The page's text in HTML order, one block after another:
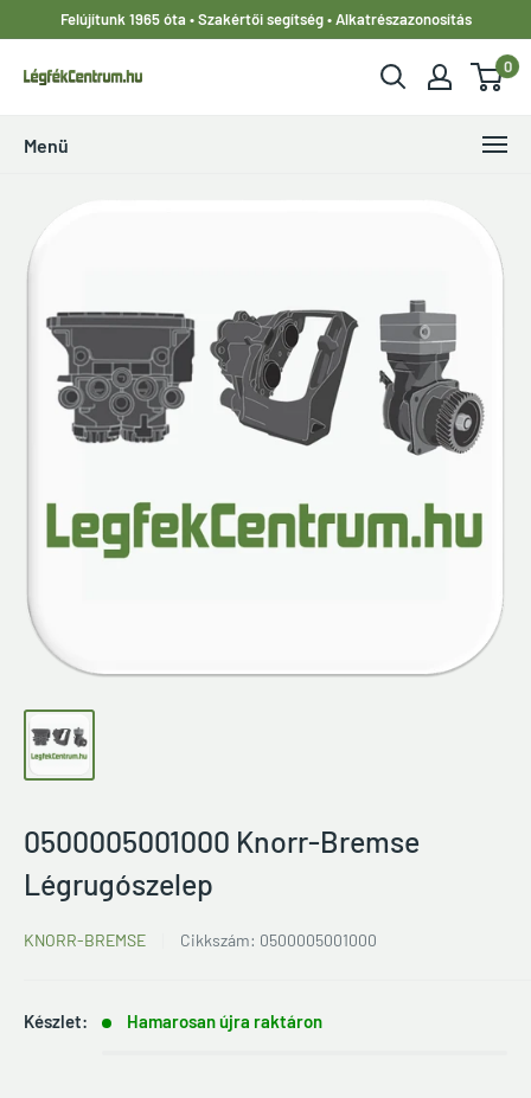
tartalomhoz
Felújítunk 1965 óta • Szakértői segítség • Alkatrészazonosítás
LegfekCentrum.hu
0
Menü
0500005001000 Knorr-Bremse
Légrugószelep
KNORR-BREMSE Cikkszám: 0500005001000
Készlet: Hamarosan újra raktáron